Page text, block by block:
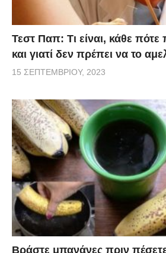
Τεστ Παπ: Τι είναι, κάθε πότε
και γιατί δεν πρέπει να το
15 ΣΕΠΤΕΜΒΡΊΟΥ, 2023
Βράστε μπανάνες πριν